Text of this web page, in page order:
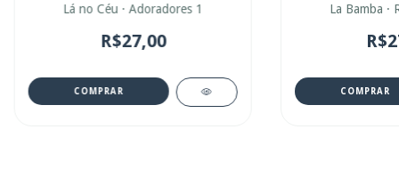
Lá no Céu · Adoradores 1
R$27,00
COMPRAR
La Bamba ·
COMPRAR